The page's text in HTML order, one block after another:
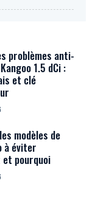
problèmes anti-
1.5 dCi :
et clé
modèles de
à éviter
et pourquoi